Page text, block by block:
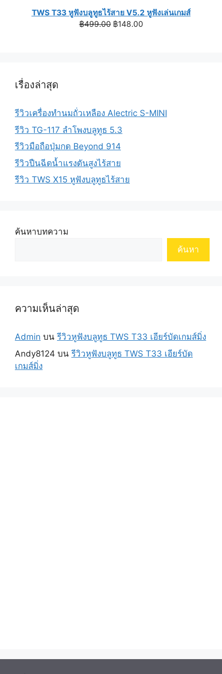
TWS T33 หูฟังบลูทูธไร้สาย V5.2 หูฟังเล่นเกมส์
฿499.00 Original
฿148.00Current
เรื่องล่าสุด
รีวิวเครื่องทำนมถั่วเหลือง Alectric S-MINI
รีวิว TG-117 ลำโพงบลูทูธ 5.3
รีวิวมือถือปุ่มกด Beyond 914
รีวิวปืนฉีดน้ำแรงดันสูงไร้สาย
รีวิว TWS X15 หูฟังบลูทูธไร้สาย
ค้นหาบทความ
ค้นหา
ความเห็นล่าสุด
Admin บนรีวิวหูฟังบลูทูธ TWS T33 เอียร์บัดเกมส์มิ่ง
Andy8124 บนรีวิวหูฟังบลูทูธ TWS T33 เอียร์บัด
เกมส์มิ่ง